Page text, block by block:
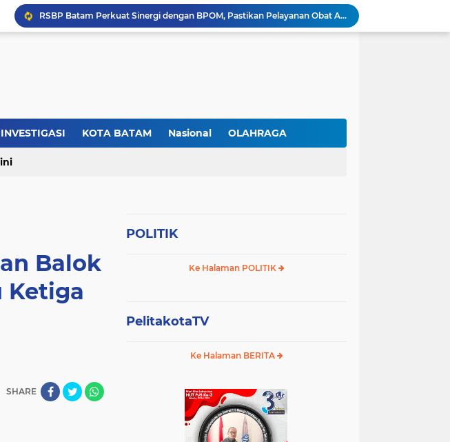
RSBP Batam Perkuat Sinergi dengan BPOM, Pastikan Pelayanan Obat Aman dan Bermutu
Jimmi Siburian Tinjau Proyek Drainase, Tegaskan "Pipa Misterius" Tak Boleh Hambat Pembangunan di Sei Beduk
Proyek Drainase Sei Beduk Terhambat Pipa Misterius, Warga Desak Pemerintah Buka Hasil Uji Sampel Air
INVESTIGASI KOTA BATAM Nasional OLAHRAGA
Balok
Ketiga
SHARE
POLITIK
Ke Halaman POLITIK
PelitakotaTV
Ke Halaman BERITA